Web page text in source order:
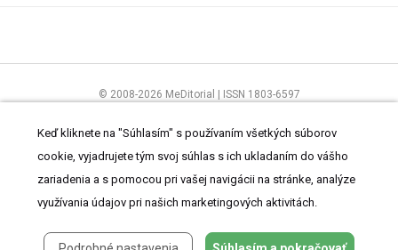
© 2008-2026 MeDitorial | ISSN 1803-6597
ČítajteprehlásenieaZásady spracovania osobných údajov
Keď kliknete na "Súhlasím" s používaním všetkých súborov
cookie, vyjadrujete tým svoj súhlas s ich ukladaním do vášho
zariadenia a s pomocou pri vašej navigácii na stránke, analýze
využívania údajov pri našich marketingových aktivitách.